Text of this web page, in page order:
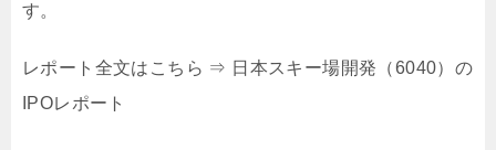
す。
レポート全文はこちら ⇒ 日本スキー場開発（6040）の
IPOレポート